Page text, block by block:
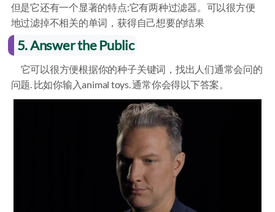
但是它还有一个显著的特点:它有两种过滤器。可以很方便
地过滤掉不相关的单词，获得自己想要的结果
5. Answer the Public
它可以很方便根据你的种子关键词，找出人们通常会问的
问题. 比如你输入animal toys. 通常你会得以下答案。